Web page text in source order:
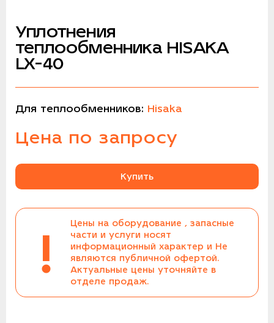
Уплотнения
теплообменника HISAKA
LX-40
Для теплообменников: Hisaka
Цена по запросу
Купить
!
Цены на оборудование , запасные
части и услуги носят
информационный характер и Не
являются публичной офертой.
Актуальные цены уточняйте в
отделе продаж.